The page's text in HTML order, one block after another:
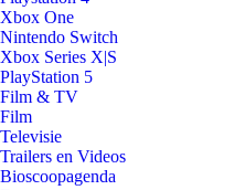
Xbox One
Nintendo Switch
Xbox Series X|S
PlayStation 5
Film & TV
Film
Televisie
Trailers en Videos
Bioscoopagenda